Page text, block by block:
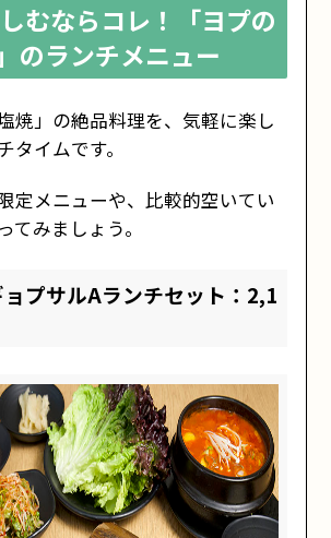
むならコレ！「ヨプの
のランチメニュー
焼」の絶品料理を、気軽に楽し
タイムです。
定メニューや、比較的空いてい
てみましょう。
プサルAランチセット：2,1